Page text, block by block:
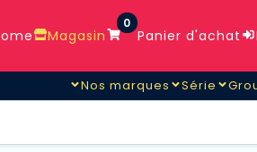
Magasin
0
Panier d'achat
Nos marques Série